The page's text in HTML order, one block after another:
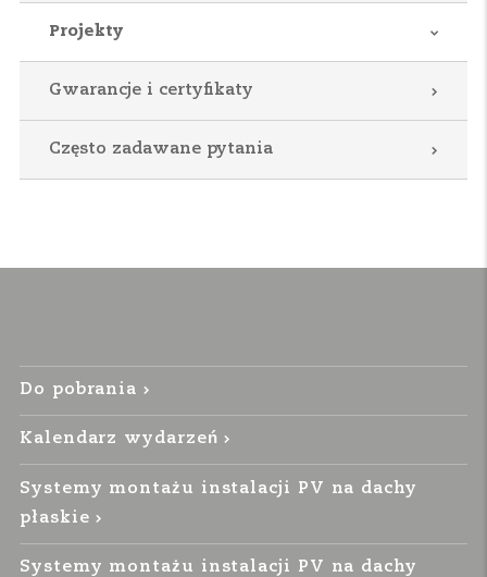
Projekty
Gwarancje i certyfikaty
Często zadawane pytania
Do pobrania
Kalendarz wydarzeń
Systemy montażu instalacji PV na dachy
płaskie
Systemy montażu instalacji PV na dachy